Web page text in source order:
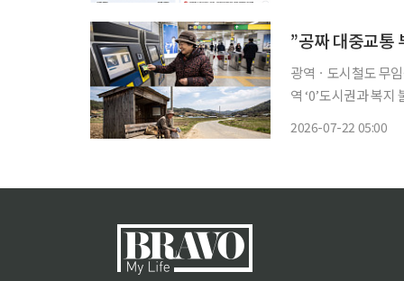
광역ㆍ도시철도 무
역 ‘0’도시권과 복지 불균형도 심각 “자가용이 없으면
2026-07-22 05:00